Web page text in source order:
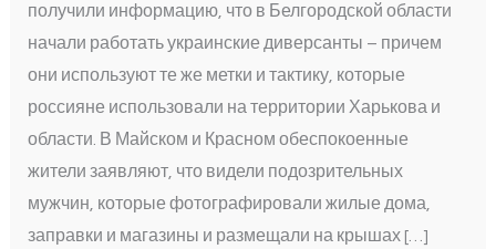
получили информацию, что в Белгородской области
начали работать украинские диверсанты – причем
они используют те же метки и тактику, которые
россияне использовали на территории Харькова и
области. В Майском и Красном обеспокоенные
жители заявляют, что видели подозрительных
мужчин, которые фотографировали жилые дома,
заправки и магазины и размещали на крышах […]